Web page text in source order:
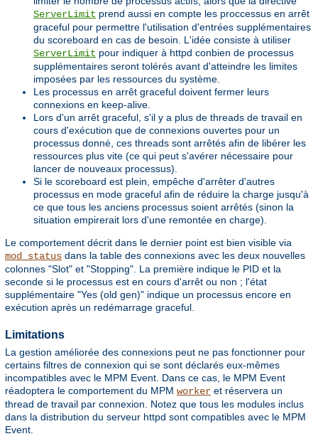
ServerLimit prend aussi en compte les proccessus en arrêt
graceful pour permettre l'utilisation d'entrées supplémentaires
du scoreboard en cas de besoin. L'idée consiste à utiliser
ServerLimit pour indiquer à httpd conbien de processus
supplémentaires seront tolérés avant d'atteindre les limites
imposées par les ressources du système.
Les processus en arrêt graceful doivent fermer leurs
connexions en keep-alive.
Lors d'un arrêt graceful, s'il y a plus de threads de travail en
cours d'exécution que de connexions ouvertes pour un
processus donné, ces threads sont arrêtés afin de libérer les
ressources plus vite (ce qui peut s'avérer nécessaire pour
lancer de nouveaux processus).
Si le scoreboard est plein, empêche d'arrêter d'autres
processus en mode graceful afin de réduire la charge jusqu'à
ce que tous les anciens processus soient arrêtés (sinon la
situation empirerait lors d'une remontée en charge).
Le comportement décrit dans le dernier point est bien visible via
mod_status dans la table des connexions avec les deux nouvelles
colonnes "Slot" et "Stopping". La première indique le PID et la
seconde si le processus est en cours d'arrêt ou non ; l'état
supplémentaire "Yes (old gen)" indique un processus encore en
exécution après un redémarrage graceful.
Limitations
La gestion améliorée des connexions peut ne pas fonctionner pour
certains filtres de connexion qui se sont déclarés eux-mêmes
incompatibles avec le MPM Event. Dans ce cas, le MPM Event
réadoptera le comportement du MPM worker et réservera un
thread de travail par connexion. Notez que tous les modules inclus
dans la distribution du serveur httpd sont compatibles avec le MPM
Event.